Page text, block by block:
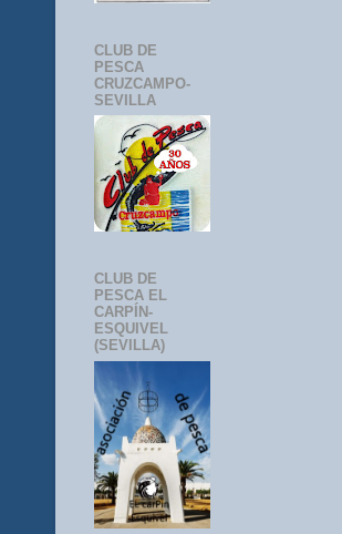
CLUB DE
PESCA
CRUZCAMPO-
SEVILLA
CLUB DE
PESCA EL
CARPÍN-
ESQUIVEL
(SEVILLA)